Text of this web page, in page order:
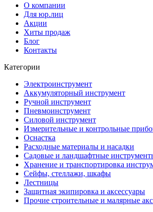
О компании
Для юр.лиц
Акции
Хиты продаж
Блог
Контакты
Категории
Электроинструмент
Аккумуляторный инструмент
Ручной инструмент
Пневмоинструмент
Силовой инструмент
Измерительные и контрольные
Оснастка
Расходные материалы и насадки
Садовые и ландшафтные
Хранение и транспортировка
Сейфы, стеллажи, шкафы
Лестницы
Защитная экипировка и аксессуары
Прочие строительные и малярные